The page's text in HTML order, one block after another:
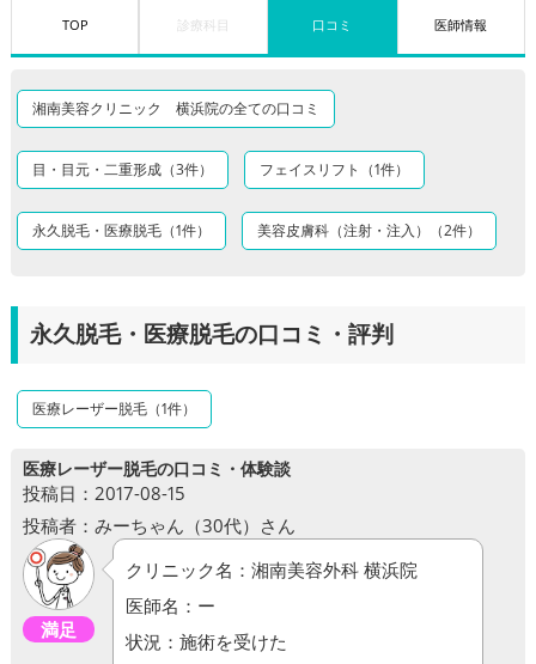
TOP 診療科目 口コミ 医師情報
湘南美容クリニック 横浜院の全ての口コミ
目・目元・二重形成（3件） フェイスリフト（1件）
永久脱毛・医療脱毛（1件） 美容皮膚科（注射・注入）（2件）
永久脱毛・医療脱毛の口コミ・評判
医療レーザー脱毛（1件）
医療レーザー脱毛の口コミ・体験談
投稿日：2017-08-15
投稿者：みーちゃん（30代）さん
満足
クリニック名：湘南美容外科 横浜院
医師名：ー
状況：施術を受けた